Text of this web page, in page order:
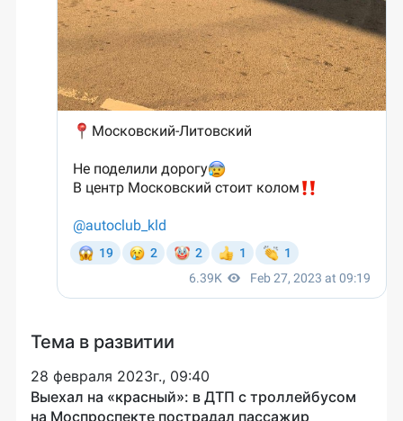
Тема в развитии
28 февраля 2023г., 09:40
Выехал на «красный»: в ДТП с троллейбусом
на Моспроспекте пострадал пассажир